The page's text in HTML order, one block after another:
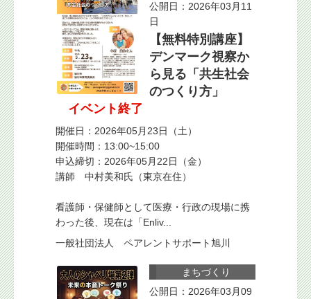
公開日：2026年03月11
日
【無料特別講座】
デンマーク視察か
ら見る「共生社会
のつくり方」
イベント終了
開催日：2026年05月23日（土）
開催時間：13:00~15:00
申込締切：2026年05月22日（金）
講師 中村美和氏（東京在住）
看護師・保健師として医療・行政の現場に携
わった後、現在は「Enliv...
一般社団法人 ペアレントサポート旭川
まちづくり
公開日：2026年03月09